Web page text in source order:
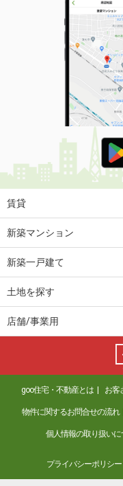
賃貸
新築マンション
新築一戸建て
土地を探す
店舗/事業用
goo住宅・不動産とは お客
物件に関するお問合せの流れ
個人情報の取り扱いに
プライバシーポリシー